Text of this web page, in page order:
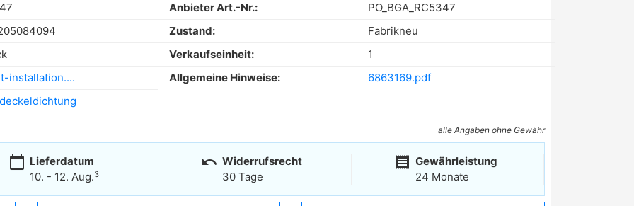
Anbieter Art.-Nr.:
PO_BGA_RC5347
Zustand:
Fabrikneu
Verkaufseinheit:
1
installation....
Allgemeine Hinweise:
6863169.pdf
alle Angaben ohne Gewähr
calendar_today Lieferdatum
10. - 12. Aug.3
undo Widerrufsrecht
30 Tage
receipt Gewährleistung
24 Monate